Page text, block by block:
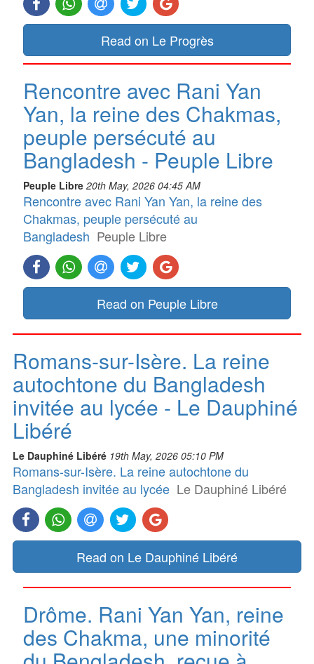
Read on Le Progrès
Rencontre avec Rani Yan
Yan, la reine des Chakmas,
peuple persécuté au
Bangladesh - Peuple Libre
Peuple Libre 20th May, 2026 04:45 AM
Rencontre avec Rani Yan Yan, la reine des
Chakmas, peuple persécuté au
Bangladesh Peuple Libre
Read on Peuple Libre
Romans-sur-Isère. La reine
autochtone du Bangladesh
invitée au lycée - Le Dauphiné
Libéré
Le Dauphiné Libéré 19th May, 2026 05:10 PM
Romans-sur-Isère. La reine autochtone du
Bangladesh invitée au lycée Le Dauphiné Libéré
Read on Le Dauphiné Libéré
Drôme. Rani Yan Yan, reine
des Chakma, une minorité